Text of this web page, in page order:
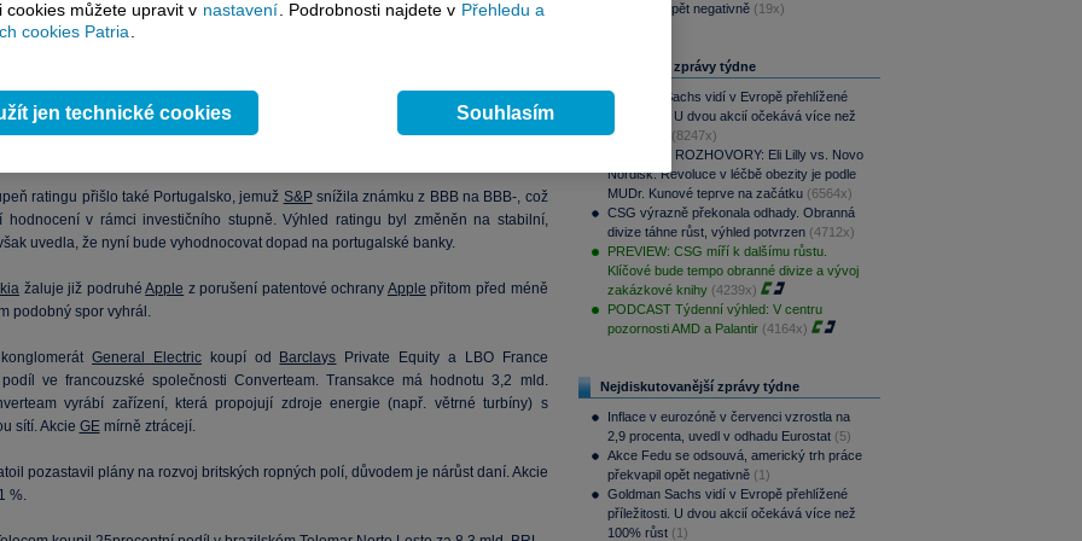
tohoto scénáře zvýšily podmínky čerstvě schváleného trvalého
evropského mechanismu ESM, při němž by splácení úvěrů od ESM bylo
ratingu přišlo také Portugalsko, jemuž S&Psnížila známku z BBB na BBB-, což
hodnocení v rámci investičního stupně. Výhled ratingu byl změněn na stabilní,
uvedla, že nyní bude vyhodnocovat dopad na portugalské banky.
žaluje již podruhéApple z porušení patentové ochrany Apple přitom před méně
podobný spor vyhrál.
General Electrickoupí od Barclays Private Equity a LBO France
ve francouzské společnosti Converteam. Transakce má hodnotu 3,2 mld.
vyrábí zařízení, která propojují zdroje energie (např. větrné turbíny) s
sítí. Akcie GEmírně ztrácejí.
pozastavil plány na rozvoj britských ropných polí, důvodem je nárůst daní. Akcie
%.
překvapil opět negativně (19x)
Nejčtenější zprávy týdne
Goldman Sachs vidí v Evropě přehlížené
příležitosti. U dvou akcií očekává více než
100% růst
(8247x)
PODCAST ROZHOVORY: Eli Lilly vs. Novo
Nordisk. Revoluce v léčbě obezity je podle
MUDr. Kunové teprve na začátku (6564x)
CSG výrazně překonala odhady. Obranná
divize táhne růst, výhled potvrzen (4712x)
PREVIEW: CSG míří k dalšímu růstu.
Klíčové bude tempo obranné divize a vývoj
zakázkové knihy (4239x)
PODCAST Týdenní výhled: V centru
pozornosti AMD a Palantir (4164x)
Nejdiskutovanější zprávy týdne
Inflace v eurozóně v červenci vzrostla na
2,9 procenta, uvedl v odhadu Eurostat (5)
Akce Fedu se odsouvá, americký trh práce
překvapil opět negativně (1)
Goldman Sachs vidí v Evropě přehlížené
příležitosti. U dvou akcií očekává více než
100% růst (1)
cookies můžete upravit v nastavení . Podrobnosti najdete v Přehledu a
cookies Patria
jen technické cookies Souhlasím